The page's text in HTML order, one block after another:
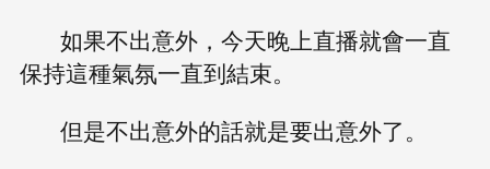
如果不出意外，今天晚上直播就會一直
保持這種氣氛一直到結束。
但是不出意外的話就是要出意外了。